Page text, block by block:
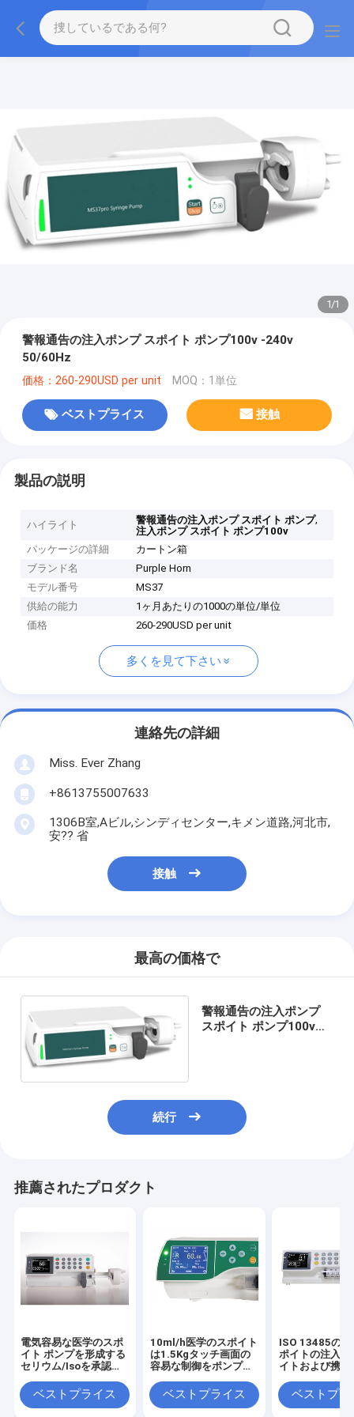
1/1
警報通告の注入ポンプ スポイト ポンプ100v -240v
50/60Hz
価格：260-290USD per unit MOQ：1単位
ベストプライス 接触
製品の説明
ハイライト 警報通告の注入ポンプ スポイト ポンプ,
注入ポンプ スポイト ポンプ100v
パッケージの詳細
カートン箱
ブランド名
Purple Horn
モデル番号
MS37
供給の能力
1ヶ月あたりの1000の単位/単位
価格
260-290USD per unit
多くを見て下さい
連絡先の詳細
Miss. Ever Zhang
+8613755007633
1306B室,Aビル,シンディセンター,キメン道路,河北市,
安?? 省
接触
最高の価格で
警報通告の注入ポンプ
スポイト ポンプ100v
続行
推薦されたプロダクト
電気容易な医学のスポ
イト ポンプを形成する
セリウム/Isoを承認し
ベストプライス
10ml/h医学のスポイト
は1.5Kgタッチ画面の
容易な制御をポンプで
ベストプライス
ISO 13485の承
ポイトの注入ポ
イトおよび携帯
ベストプラ